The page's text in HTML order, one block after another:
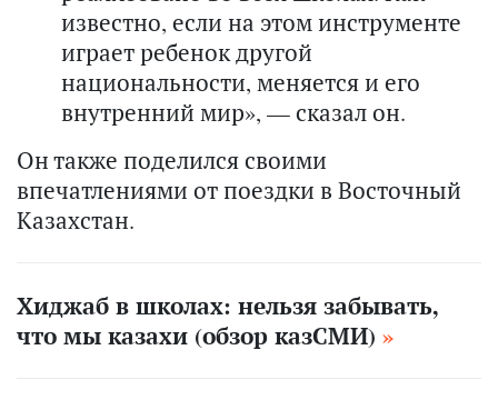
известно, если на этом инструменте
играет ребенок другой
национальности, меняется и его
внутренний мир», — сказал он.
Он также поделился своими
впечатлениями от поездки в Восточный
Казахстан.
Хиджаб в школах: нельзя забывать,
что мы казахи (обзор казСМИ)